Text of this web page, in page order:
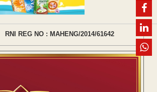
RNI REG NO : MAHENG/2014/61642